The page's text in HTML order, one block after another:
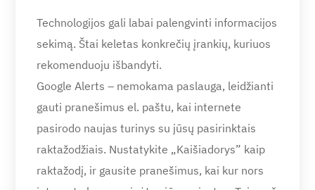
Technologijos gali labai palengvinti informacijos
sekimą. Štai keletas konkrečių įrankių, kuriuos
rekomenduoju išbandyti.
Google Alerts – nemokama paslauga, leidžianti
gauti pranešimus el. paštu, kai internete
pasirodo naujas turinys su jūsų pasirinktais
raktažodžiais. Nustatykite „Kaišiadorys” kaip
raktažodį, ir gausite pranešimus, kai kur nors